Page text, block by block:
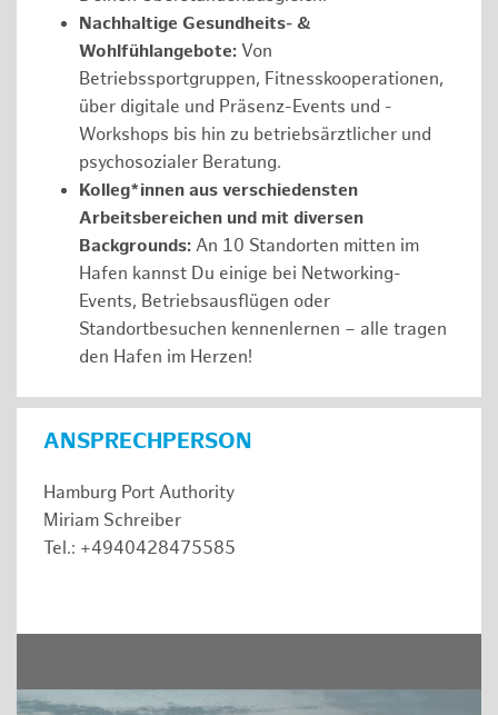
Nachhaltige Gesundheits- &
Wohlfühlangebote: Von
Betriebssportgruppen, Fitnesskooperationen,
über digitale und Präsenz-Events und -
Workshops bis hin zu betriebsärztlicher und
psychosozialer Beratung.
Kolleg*innen aus verschiedensten
Arbeitsbereichen und mit diversen
Backgrounds: An 10 Standorten mitten im
Hafen kannst Du einige bei Networking-
Events, Betriebsausflügen oder
Standortbesuchen kennenlernen – alle tragen
den Hafen im Herzen!
ANSPRECHPERSON
Hamburg Port Authority
Miriam Schreiber
Tel.: +4940428475585